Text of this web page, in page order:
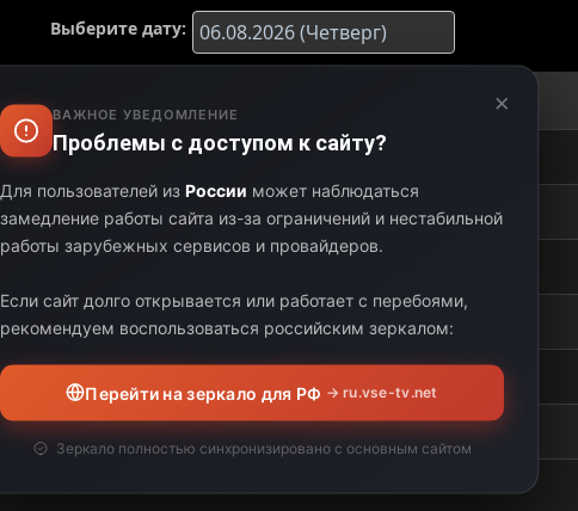
Выберите дату:
02:20 03:20
05:35 03:15
11:05 02:05
14:15 01:40
×
ВАЖНОЕ УВЕДОМЛЕНИЕ
Проблемы с доступом к сайту?
Для пользователей из России может наблюдаться
замедление работы сайта из-за ограничений и нестабильной
работы зарубежных сервисов и провайдеров.
Если сайт долго открывается или работает с перебоями,
рекомендуем воспользоваться российским зеркалом:
Перейти на зеркало для РФ → ru.vse-tv.net
Зеркало полностью синхронизировано с основным сайтом